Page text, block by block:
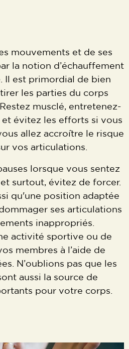
mouvements et de ses
la notion d’échauffement
Il est primordial de bien
les parties du corps
musclé, entretenez-
évitez les efforts si vous
allez accroître le risque
vos articulations.
lorsque vous sentez
surtout, évitez de forcer.
qu'une position adaptée
ses articulations
inappropriés.
activité sportive ou de
membres à l’aide de
N’oublions pas que les
aussi la source de
pour votre corps.